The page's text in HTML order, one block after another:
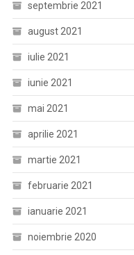
septembrie 2021
august 2021
iulie 2021
iunie 2021
mai 2021
aprilie 2021
martie 2021
februarie 2021
ianuarie 2021
noiembrie 2020